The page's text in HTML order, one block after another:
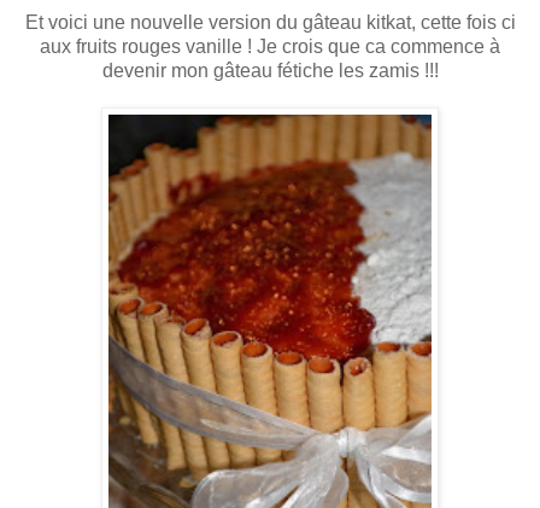
Et voici une nouvelle version du gâteau kitkat, cette fois ci
aux fruits rouges vanille ! Je crois que ca commence à
devenir mon gâteau fétiche les zamis !!!